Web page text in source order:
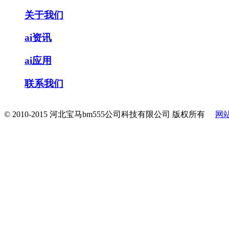
关于我们
ai资讯
ai应用
联系我们
© 2010-2015 河北宝马bm555公司科技有限公司 版权所有 网